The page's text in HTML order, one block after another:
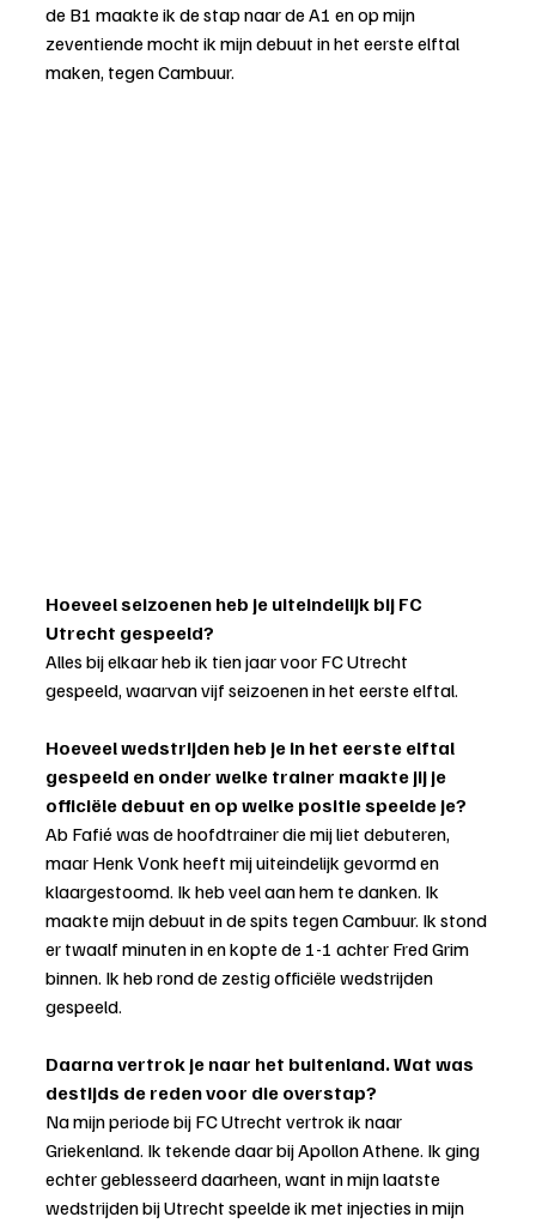
de B1 maakte ik de stap naar de A1 en op mijn
zeventiende mocht ik mijn debuut in het eerste elftal
maken, tegen Cambuur.
Hoeveel seizoenen heb je uiteindelijk bij FC
Utrecht gespeeld?
Alles bij elkaar heb ik tien jaar voor FC Utrecht
gespeeld, waarvan vijf seizoenen in het eerste elftal.
Hoeveel wedstrijden heb je in het eerste elftal
gespeeld en onder welke trainer maakte jij je
officiële debuut en op welke positie speelde je?
Ab Fafié was de hoofdtrainer die mij liet debuteren,
maar Henk Vonk heeft mij uiteindelijk gevormd en
klaargestoomd. Ik heb veel aan hem te danken. Ik
maakte mijn debuut in de spits tegen Cambuur. Ik stond
er twaalf minuten in en kopte de 1-1 achter Fred Grim
binnen. Ik heb rond de zestig officiële wedstrijden
gespeeld.
Daarna vertrok je naar het buitenland. Wat was
destijds de reden voor die overstap?
Na mijn periode bij FC Utrecht vertrok ik naar
Griekenland. Ik tekende daar bij Apollon Athene. Ik ging
echter geblesseerd daarheen, want in mijn laatste
wedstrijden bij Utrecht speelde ik met injecties in mijn